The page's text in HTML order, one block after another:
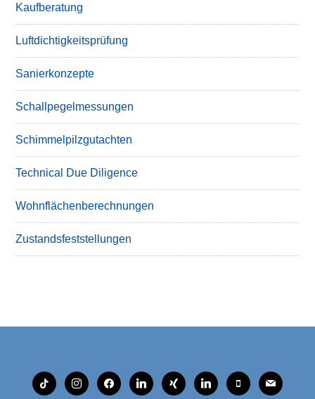
Kaufberatung
Luftdichtigkeitsprüfung
Sanierkonzepte
Schallpegelmessungen
Schimmelpilzgutachten
Technical Due Diligence
Wohnflächenberechnungen
Zustandsfeststellungen
tiktok instagramfacebooklinkedinxing linkedinmobilemail